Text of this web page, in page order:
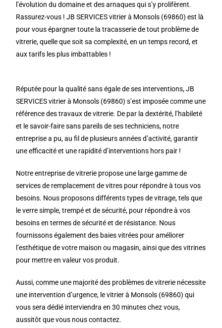
l’évolution du domaine et des arnaques qui s’y prolifèrent.
Rassurez-vous ! JB SERVICES vitrier à Monsols (69860) est là
pour vous épargner toute la tracasserie de tout problème de
vitrerie, quelle que soit sa complexité, en un temps record, et
aux tarifs les plus imbattables !
Réputée pour la qualité sans égale de ses interventions, JB
SERVICES vitrier à Monsols (69860) s’est imposée comme une
référence des travaux de vitrerie. De par la dextérité, l’habileté
et le savoir-faire sans pareils de ses techniciens, notre
entreprise a pu, au fil de plusieurs années d’activité, garantir
une efficacité et une rapidité d’interventions hors pair !
Notre entreprise de vitrerie propose une large gamme de
services de remplacement de vitres pour répondre à tous vos
besoins. Nous proposons différents types de vitrage, tels que
le verre simple, trempé et de sécurité, pour répondre à vos
besoins en termes de sécurité et de résistance. Nous
fournissons également des baies vitrées pour améliorer
l’esthétique de votre maison ou magasin, ainsi que des vitrines
pour mettre en valeur vos produit.
Aussi, comme une majorité des problèmes de vitrerie nécessite
une intervention d’urgence, le vitrier à Monsols (69860) qui
vous sera dédié interviendra en 30 minutes chez vous,
aussitôt que vous nous contactez.